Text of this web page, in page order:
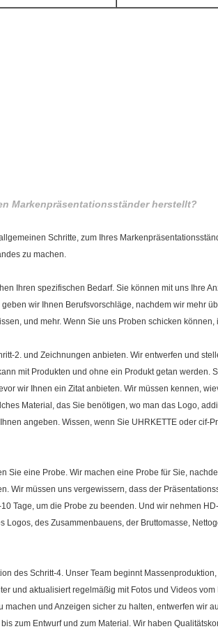
Markenpräsentationsständer herstellt?
Schritte, zum Ihres
zu machen.
Ihren spezifischen Bedarf. Sie können mit uns Ihre
geben wir Ihnen Berufsvorschläge, nachdem wir mehr
und mehr. Wenn Sie uns Proben schicken können,
2. und Zeichnungen anbieten. Wir entwerfen und
mit Produkten und ohne ein Produkt getan werden.
wir Ihnen ein Zitat anbieten. Wir müssen kennen,
Material, das Sie benötigen, wo man das Logo,
angeben. Wissen, wenn Sie UHRKETTE oder cif-
Sie eine Probe. Wir machen eine Probe für Sie,
Wir müssen uns vergewissern, dass der
Tage, um die Probe zu beenden. Und wir nehmen
Logos, des Zusammenbauens, der Bruttomasse,
des Schritt-4. Unser Team beginnt
und aktualisiert regelmäßig mit Fotos und Videos
machen und Anzeigen sicher zu halten, entwerfen wir
zum Entwurf und zum Material. Wir haben